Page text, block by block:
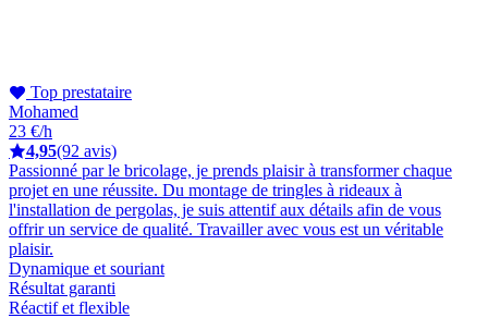
Top prestataire
Mohamed
23 €/h
4,95(92 avis)
Passionné par le bricolage, je prends plaisir à transformer chaque
projet en une réussite. Du montage de tringles à rideaux à
l'installation de pergolas, je suis attentif aux détails afin de vous
offrir un service de qualité. Travailler avec vous est un véritable
plaisir.
Dynamique et souriant
Résultat garanti
Réactif et flexible